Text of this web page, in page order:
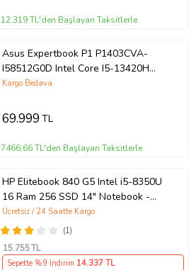
12.319 TL'den Başlayan Taksitlerle
Asus Expertbook P1 P1403CVA-
I58512G0D Intel Core I5-13420H
40GB Ddr5 256GB SSD
UHD Taşınabilir Bilgisayar
Kargo Bedava
69.999TL
7466,66 TL'den Başlayan Taksitlerle
HP Elitebook 840 G5 Intel i5-8350U
16 Ram 256 SSD 14" Notebook -
Outlet
(1)
Ücretsiz / 24 Saatte Kargo
15.755TL
Sepette %9 İndirim 14.337TL